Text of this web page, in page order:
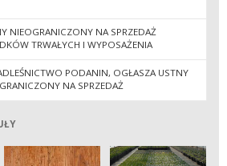
NIEOGRANICZONY NA SPRZEDAŻ
TRWAŁYCH I WYPOSAŻENIA
PODANIN, OGŁASZA USTNY
NA SPRZEDAŻ